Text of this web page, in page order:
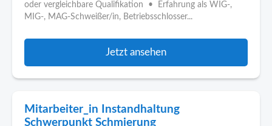
oder vergleichbare Qualifikation • Erfahrung als WIG-,
MIG-, MAG-Schweißer/in, Betriebsschlosser...
Jetzt ansehen
Mitarbeiter_in Instandhaltung
Schwerpunkt Schmierung